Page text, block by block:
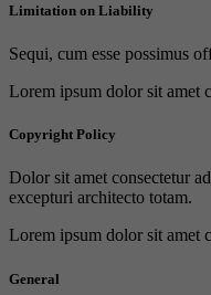
Limitation on Liability
Sequi, cum esse possimus
Lorem ipsum dolor sit amet
Copyright Policy
Dolor sit amet consectetur
excepturi architecto totam.
Lorem ipsum dolor sit amet
General